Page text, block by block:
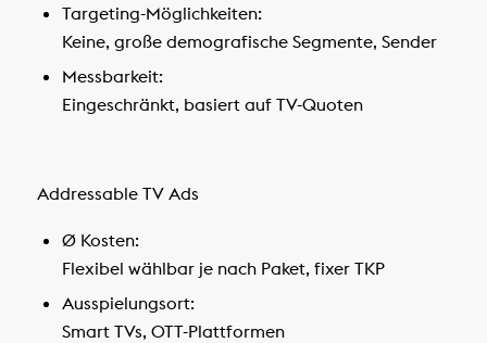
Targeting-Möglichkeiten:
Keine, große demografische Segmente, Sender
Messbarkeit:
Eingeschränkt, basiert auf TV-Quoten
Addressable TV Ads
Ø Kosten:
Flexibel wählbar je nach Paket, fixer TKP
Ausspielungsort:
Smart TVs, OTT-Plattformen